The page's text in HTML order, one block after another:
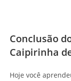
Conclusão
Caipirinha
Hoje você